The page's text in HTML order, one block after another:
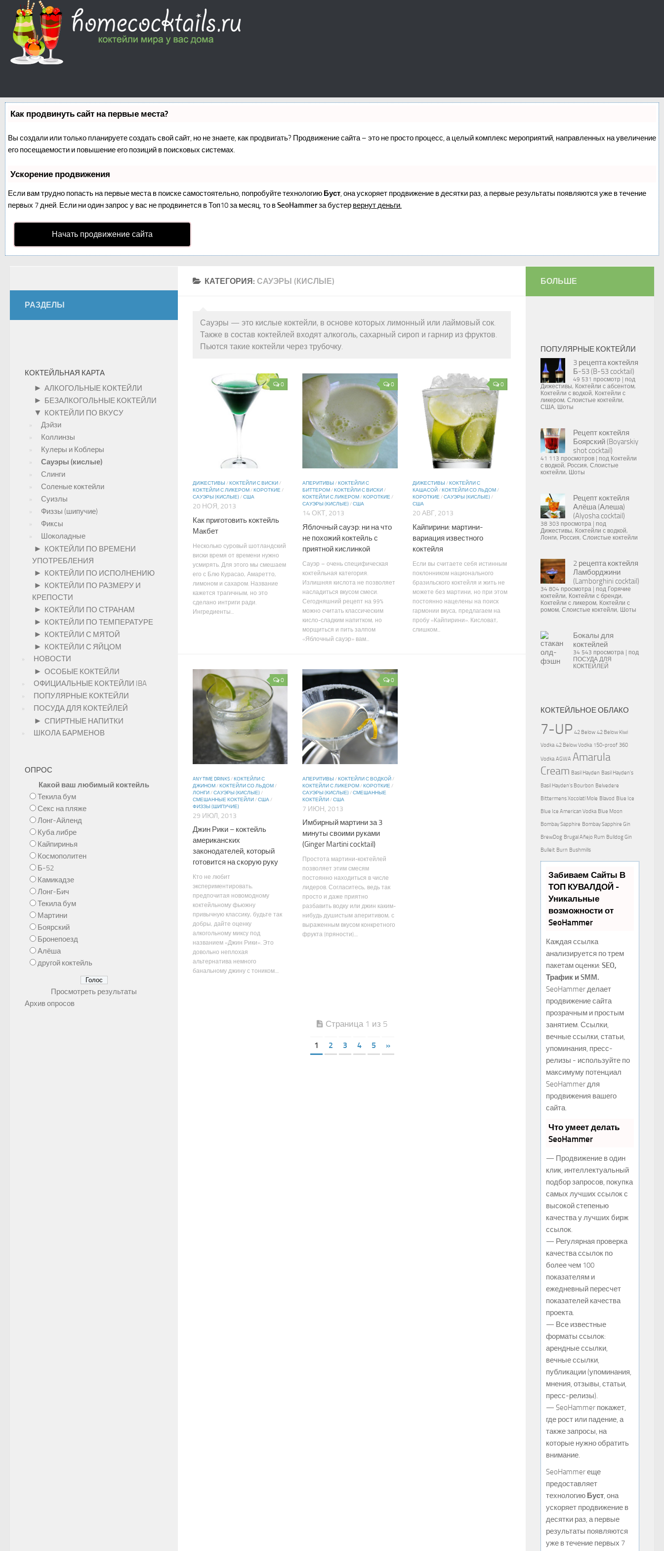
Как продвинуть сайт на первые места?
Вы создали или только планируете создать свой сайт, но не знаете, как продвигать? Продвижение сайта – это не просто процесс, а целый комплекс мероприятий, направленных на увеличение
его посещаемости и повышение его позиций в поисковых системах.
Ускорение продвижения
Если вам трудно попасть на первые места в поиске самостоятельно, попробуйте технологию Буст, она ускоряет продвижение в десятки раз, а первые результаты появляются уже в течение
первых 7 дней. Если ни один запрос у вас не продвинется в Топ10 за месяц, то вSeoHammerза бустер вернут деньги.
Начать продвижение сайта
КАТЕГОРИЯ: САУЭРЫ (КИСЛЫЕ)
Сауэры — это кислые коктейли, в основе которых лимонный или лаймовый сок.
Также в состав коктейлей входят алкоголь, сахарный сироп и гарнир из фруктов.
Пьются такие коктейли через трубочку.
0
ДИЖЕСТИВЫ /КОКТЕЙЛИ С ВИСКИ/
КОКТЕЙЛИ С ЛИКЕРОМ/КОРОТКИЕ/
САУЭРЫ (КИСЛЫЕ) /США
20 НОЯ, 2013
Как приготовить коктейль
Макбет
Несколько суровый шотландский
виски время от времени нужно
усмирять. Для этого мы смешаем
его с Блю Курасао, Амаретто,
лимоном и сахаром. Название
кажется трагичным, но это
сделано интриги ради.
Ингредиенты...
0
АПЕРИТИВЫ /КОКТЕЙЛИ С
БИТТЕРОМ/КОКТЕЙЛИ С ВИСКИ/
КОКТЕЙЛИ С ЛИКЕРОМ/КОРОТКИЕ/
САУЭРЫ (КИСЛЫЕ) /США
14 ОКТ, 2013
Яблочный сауэр: ни на что
не похожий коктейль с
приятной кислинкой
Сауэр – очень специфическая
коктейльная категория.
Излишняя кислота не позволяет
насладиться вкусом смеси.
Сегодняшний рецепт на 99%
можно считать классическим
кисло-сладким напитком, но
морщиться и пить залпом
«Яблочный сауэр» вам...
0
ДИЖЕСТИВЫ /КОКТЕЙЛИ С
КАШАСОЙ/КОКТЕЙЛИ СО ЛЬДОМ/
КОРОТКИЕ/САУЭРЫ (КИСЛЫЕ) /
США
20 АВГ, 2013
Кайпирини: мартини-
вариация известного
коктейля
Если вы считаете себя истинным
поклонником национального
бразильского коктейля и жить не
можете без мартини, но при этом
постоянно нацелены на поиск
гармонии вкуса, предлагаем на
пробу «Кайпирини». Кисловат,
слишком...
0
ANY TIME DRINKS/КОКТЕЙЛИ С
ДЖИНОМ/КОКТЕЙЛИ СО ЛЬДОМ/
ЛОНГИ/САУЭРЫ (КИСЛЫЕ) /
СМЕШАННЫЕ КОКТЕЙЛИ/США/
ФИЗЗЫ (ШИПУЧИЕ)
29 ИЮЛ, 2013
Джин Рики – коктейль
американских
законодателей, который
готовится на скорую руку
Кто не любит
экспериментировать,
предпочитая новомодному
коктейльному фьюжну
привычную классику, будьте так
добры, дайте оценку
алкогольному миксу под
названием «Джин Рики». Это
довольно неплохая
альтернатива немного
банальному джину с тоником....
0
АПЕРИТИВЫ /КОКТЕЙЛИ С ВОДКОЙ/
КОКТЕЙЛИ С ЛИКЕРОМ/КОРОТКИЕ/
САУЭРЫ (КИСЛЫЕ) /СМЕШАННЫЕ
КОКТЕЙЛИ/США
7 ИЮН, 2013
Имбирный мартини за 3
минуты своими руками
(Ginger Martini cocktail)
Простота мартини-коктейлей
позволяет этим смесям
постоянно находиться в числе
лидеров. Согласитесь, ведь так
просто и даже приятно
разбавить водку или джин каким-
нибудь душистым аперитивом, с
выраженным вкусом конкретного
фрукта (пряности)....
Страница 1 из 5
1 2 3 4 5 »
РАЗДЕЛЫ
КОКТЕЙЛЬНАЯ КАРТА
► АЛКОГОЛЬНЫЕ КОКТЕЙЛИ
► БЕЗАЛКОГОЛЬНЫЕ КОКТЕЙЛИ
▼ КОКТЕЙЛИ ПО ВКУСУ
Дэйзи
Коллинзы
Кулеры и Коблеры
Сауэры (кислые)
Слинги
Соленые коктейли
Суизлы
Физзы (шипучие)
Фиксы
Шоколадные
► КОКТЕЙЛИ ПО ВРЕМЕНИ
УПОТРЕБЛЕНИЯ
► КОКТЕЙЛИ ПО ИСПОЛНЕНИЮ
► КОКТЕЙЛИ ПО РАЗМЕРУ И
КРЕПОСТИ
► КОКТЕЙЛИ ПО СТРАНАМ
► КОКТЕЙЛИ ПО ТЕМПЕРАТУРЕ
► КОКТЕЙЛИ С МЯТОЙ
► КОКТЕЙЛИ С ЯЙЦОМ
НОВОСТИ
► ОСОБЫЕ КОКТЕЙЛИ
ОФИЦИАЛЬНЫЕ КОКТЕЙЛИ IBA
ПОПУЛЯРНЫЕ КОКТЕЙЛИ
ПОСУДА ДЛЯ КОКТЕЙЛЕЙ
► СПИРТНЫЕ НАПИТКИ
ШКОЛА БАРМЕНОВ
ОПРОС
Какой ваш любимый коктейль
Текила бум
Секс на пляже
Лонг-Айленд
Куба либре
Кайпиринья
Космополитен
Б-52
Камикадзе
Лонг-Бич
Текила бум
Мартини
Боярский
Бронепоезд
Алёша
другой коктейль
Просмотреть результаты
Архив опросов
БОЛЬШЕ
ПОПУЛЯРНЫЕ КОКТЕЙЛИ
3 рецепта коктейля
Б-53 (B-53 cocktail)
49 531 просмотр
под
Дижестивы, Коктейли с абсентом,
Коктейли с водкой, Коктейли с
ликером, Слоистые коктейли,
США, Шоты
Рецепт коктейля
Боярский (Boyarskiy
shot cocktail)
41 113 просмотров под Коктейли
с водкой, Россия, Слоистые
коктейли, Шоты
Рецепт коктейля
Алёша (Алеша)
(Alyosha cocktail)
38 303 просмотра
под
Дижестивы, Коктейли с водкой,
Лонги, Россия, Слоистые коктейли
2 рецепта коктейля
Ламборджини
(Lamborghini cocktail)
34 804 просмотра под Горячие
коктейли, Коктейли с бренди,
Коктейли с ликером, Коктейли с
ромом, Слоистые коктейли, Шоты
Бокалы для
коктейлей
34 543 просмотра
под
ПОСУДА ДЛЯ
КОКТЕЙЛЕЙ
КОКТЕЙЛЬНОЕ ОБЛАКО
7-UP 42 Below 42 Below Kiwi
Vodka 42 Below Vodka 150-proof 360
Vodka AGWA Amarula
Cream Basil Hayden Basil Hayden's
Basil Hayden's Bourbon Belvedere
Bittermens Xocolatl Mole Blavod Blue Ice
Blue Ice American Vodka Blue Moon
Bombay Sapphire Bombay Sapphire Gin
BrewDog Brugal Añejo Rum Bulldog Gin
Bulleit Burn Bushmills
Забиваем Сайты В
ТОП КУВАЛДОЙ -
Уникальные
возможности от
SeoHammer
Каждая ссылка
анализируется по трем
пакетам оценки: SEO,
Трафик и SMM.
SeoHammer делает
продвижение сайта
прозрачным и простым
занятием. Ссылки,
вечные ссылки, статьи,
упоминания, пресс-
релизы - используйте по
максимуму потенциал
SeoHammer для
продвижения вашего
сайта.
Что умеет делать
SeoHammer
— Продвижение в один
клик, интеллектуальный
подбор запросов, покупка
самых лучших ссылок с
высокой степенью
качества у лучших бирж
ссылок.
— Регулярная проверка
качества ссылок по
более чем 100
показателям и
ежедневный пересчет
показателей качества
проекта.
— Все известные
форматы ссылок:
арендные ссылки,
вечные ссылки,
публикации (упоминания,
мнения, отзывы, статьи,
пресс-релизы).
— SeoHammer покажет,
где рост или падение, а
также запросы, на
которые нужно обратить
внимание.
SeoHammer еще
предоставляет
технологию Буст, она
ускоряет продвижение в
десятки раз, а первые
результаты появляются
уже в течение первых 7